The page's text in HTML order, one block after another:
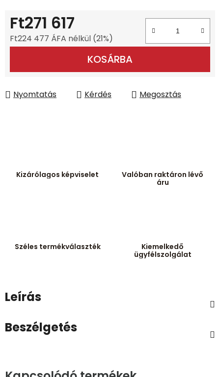
Ft271 617
Ft224 477 ÁFA nélkül (21%)
KOSÁRBA
Nyomtatás Kérdés Megosztás
Kizárólagos képviselet
Valóban raktáron lévő
áru
Széles termékválaszték
Kiemelkedő
ügyfélszolgálat
Leírás
Beszélgetés